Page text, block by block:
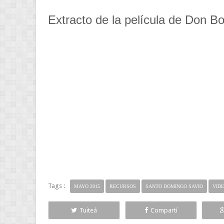
Extracto de la película de Don
Tags : MAYO 2015 RECURSOS SANTO DOMINGO SAVIO
Tuiteá Compartí